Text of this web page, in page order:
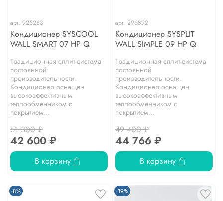
арт. 925263
Кондиционер SYSCOOL
WALL SMART 07 HP Q
Традиционная сплит-система
постоянной
производительности.
Кондиционер оснащен
высокоэффективным
теплообменником с
покрытием...
51 300 ₽
42 600 ₽
В корзину
арт. 296892
Кондиционер SYSPLIT
WALL SIMPLE 09 HP Q
Традиционная сплит-система
постоянной
производительности.
Кондиционер оснащен
высокоэффективным
теплообменником с
покрытием...
49 400 ₽
44 766 ₽
В корзину
-8% -19%